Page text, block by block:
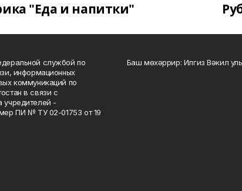
"Еда и напитки"
службой по
информационных
коммуникаций по
в связи с
учредителей -
ПИ № ТУ 02-01753 от 19
Баш мөхәррир: Илгиз Вәкил